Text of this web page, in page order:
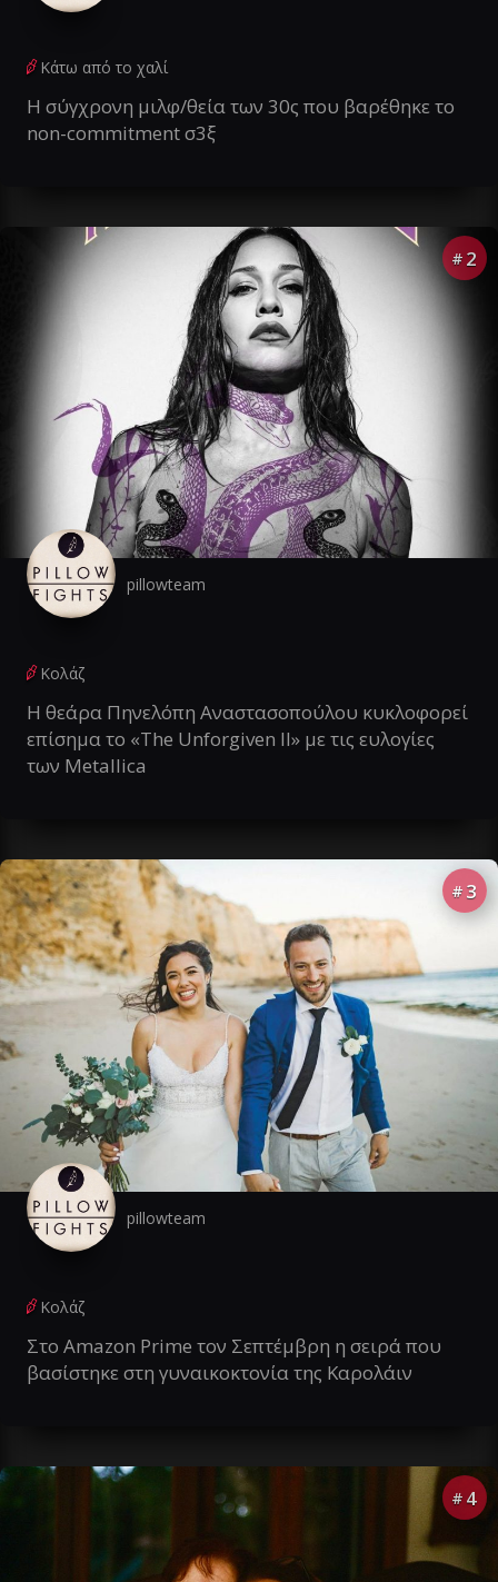
Κάτω από το χαλί
Η σύγχρονη μιλφ/θεία των 30ς που βαρέθηκε το
non-commitment σ3ξ
# 2
pillowteam
Κολάζ
Η θεάρα Πηνελόπη Αναστασοπούλου κυκλοφορεί
επίσημα το «The Unforgiven II» με τις ευλογίες
των Metallica
# 3
pillowteam
Κολάζ
Στο Amazon Prime τον Σεπτέμβρη η σειρά που
βασίστηκε στη γυναικοκτονία της Καρολάιν
# 4